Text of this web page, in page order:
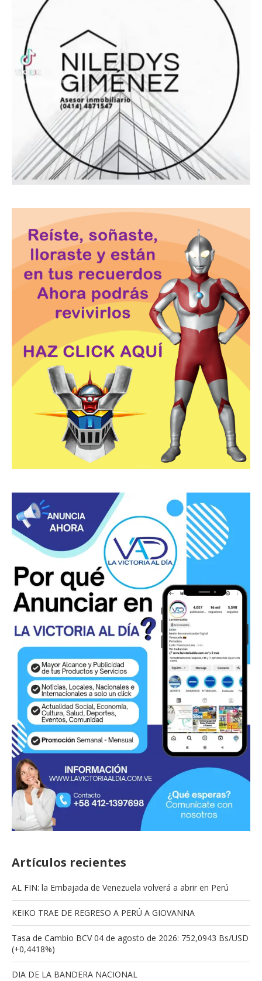
Artículos recientes
AL FIN: la Embajada de Venezuela volverá a abrir en Perú
KEIKO TRAE DE REGRESO A PERÚ A GIOVANNA
Tasa de Cambio BCV 04 de agosto de 2026: 752,0943 Bs/USD
(+0,4418%)
DIA DE LA BANDERA NACIONAL